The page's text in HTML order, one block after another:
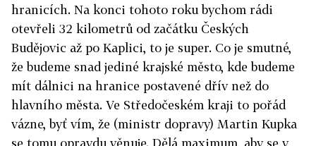
hranicích. Na konci tohoto roku bychom rádi
otevřeli 32 kilometrů od začátku Českých
Budějovic až po Kaplici, to je super. Co je smutné,
že budeme snad jediné krajské město, kde budeme
mít dálnici na hranice postavené dřív než do
hlavního města. Ve Středočeském kraji to pořád
vázne, byť vím, že (ministr dopravy) Martin Kupka
se tomu opravdu věnuje. Dělá maximum, aby se v